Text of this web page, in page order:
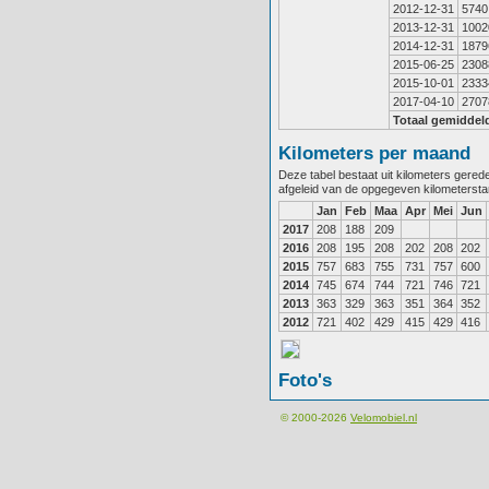
2012-12-31
5740
2013-12-31
2014-12-31
2015-06-25
2015-10-01
2017-04-10
Totaal
Kilometers per maand
Deze tabel bestaat uit kilometers
afgeleid van de opgegeven
Jan
Feb Maa Apr Mei Jun
2017 208 188
209
2016 208 195 208 202 208 202
2015 757 683 755 731 757 600
2014 745 674 744 721 746 721
2013 363 329 363 351 364 352
2012 721 402 429 415 429 416
Foto's
© 2000-2026 Velomobiel.nl